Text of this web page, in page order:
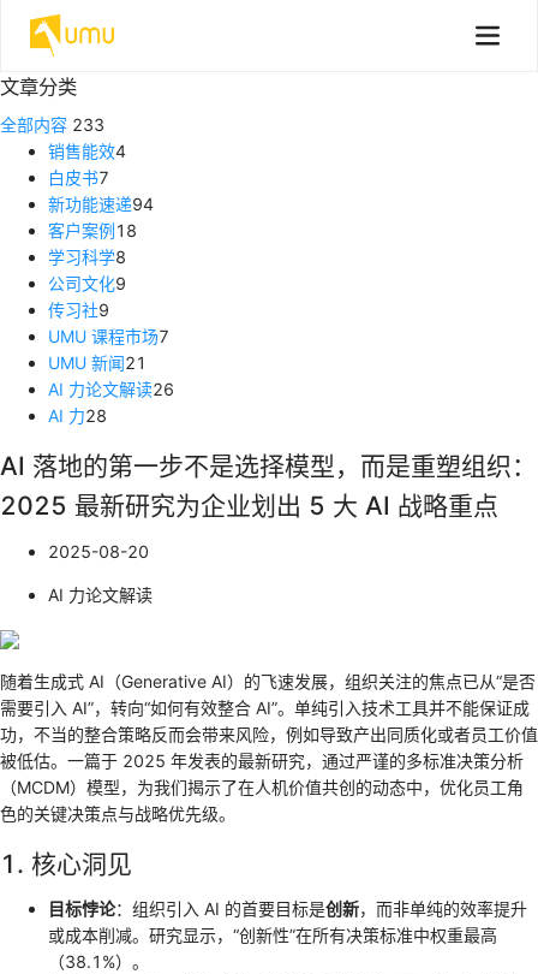
文章分类
全部内容 233
销售能效4
白皮书7
新功能速递94
客户案例18
学习科学8
公司文化9
传习社9
UMU 课程市场7
UMU 新闻21
AI 力论文解读26
AI 力28
AI 落地的第一步不是选择模型，而是重塑组织：
2025 最新研究为企业划出 5 大 AI 战略重点
2025-08-20
AI 力论文解读
随着生成式 AI（Generative AI）的飞速发展，组织关注的焦点已从“是否
需要引入 AI”，转向“如何有效整合 AI”。单纯引入技术工具并不能保证成
功，不当的整合策略反而会带来风险，例如导致产出同质化或者员工价值
被低估。一篇于 2025 年发表的最新研究，通过严谨的多标准决策分析
（MCDM）模型，为我们揭示了在人机价值共创的动态中，优化员工角
色的关键决策点与战略优先级。
1. 核心洞见
目标悖论：组织引入 AI 的首要目标是创新，而非单纯的效率提升
或成本削减。研究显示，“创新性”在所有决策标准中权重最高
（38.1%）。